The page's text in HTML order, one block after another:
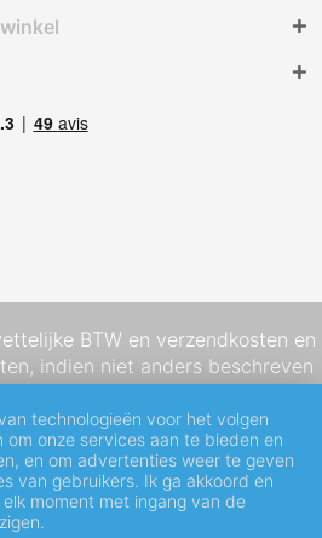
BTW en verzendkosten en
indien niet anders beschreven
technologieën voor het volgen
onze services aan te bieden en
en om advertenties weer te geven
van gebruikers. Ik ga akkoord en
moment met ingang van de